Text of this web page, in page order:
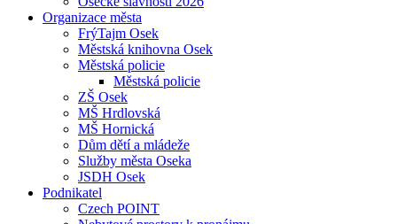
Organizace města
FrýTajm Osek
Městská knihovna Osek
Městská policie
Městská policie
ZŠ Osek
MŠ Hrdlovská
MŠ Hornická
Dům dětí a mládeže
Služby města Oseka
JSDH Osek
Podnikatel
Czech POINT